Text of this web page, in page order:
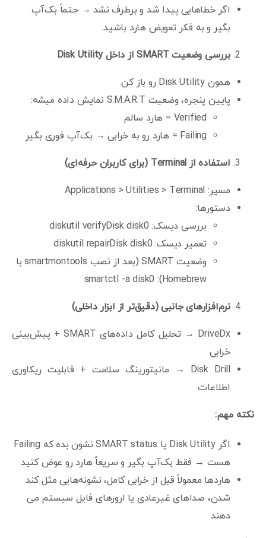
اگر خطاهایی پیدا شد و برطرف نشد → حتماً بک‌آپ
بگیر و به فکر تعویض هارد باشید.
بررسی وضعیتSMART از داخلDisk Utility
همون Disk Utility رو باز کن.
پایین پنجره، وضعیت S.M.A.R.T نمایش داده میشه:
Verified = هارد سالم
Failing = هارد رو به خرابی → بک‌آپ فوری بگیر
استفاده از برای کاربران حرفه‌ای)
مسیر: Applications > Utilities > Terminal
دستورها:
بررسی دیسک: diskutil verifyDisk disk0
تعمیر دیسک: diskutil repairDisk disk0
وضعیت SMART (بعد از نصب smartmontools با
Homebrew): smartctl -a disk0
نرم‌افزارهای جانبی (دقیق‌تر از ابزار داخلی)
DriveDx → تحلیل کامل داده‌های SMART + پیش‌بینی
خرابی
Disk Drill → مانیتورینگ سلامت + قابلیت ریکاوری
اطلاعات
نکته مهم:
اگر Disk Utility یا SMART status نشون بده که Failing
هست → فقط بک‌آپ بگیر و سریعاً هارد رو عوض کنید
هاردها معمولاً قبل از خرابی کامل، نشونه‌هایی مثل کند
شدن، صداهای غیرعادی یا ارورهای فایل سیستم می
دهند.